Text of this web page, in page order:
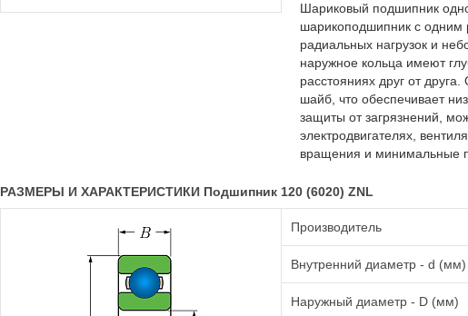
Шариковый подшипник
шарикоподшипник с одним
радиальных нагрузок и
наружное кольца имеют
расстояниях друг от
шайб, что обеспечивает
защиты от загрязнений,
электродвигателях,
вращения и минимальные
РАЗМЕРЫ И ХАРАКТЕРИСТИКИ Подшипник 120 (6020) ZNL
Производитель
Внутренний диаметр - d (мм)
Наружный диаметр - D (мм)